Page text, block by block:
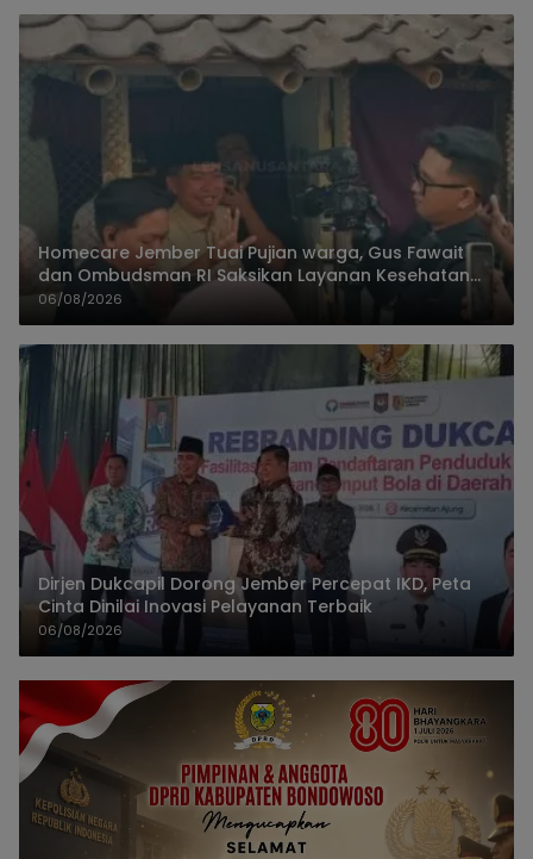
Homecare Jember Tuai Pujian warga, Gus Fawait
dan Ombudsman RI Saksikan Layanan Kesehatan
Rumah Pasien
06/08/2026
Dirjen Dukcapil Dorong Jember Percepat IKD, Peta
Cinta Dinilai Inovasi Pelayanan Terbaik
06/08/2026